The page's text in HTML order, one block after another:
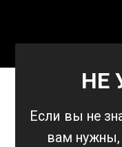
слабый отклик
Доступны
НЕ
Если вы не
вам нужны,